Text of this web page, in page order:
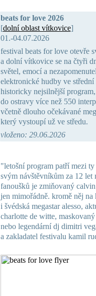
beats for love 2026
[dolní oblast vítkovice]
01.-04.07.2026
festival beats for love otevře
a dolní vítkovice se na čtyři
světel, emocí a
elektronické hudby ve
historicky nejsilnější
do ostravy více než 550
včetně dlouho očekávané
který vystoupí už ve středu.
vloženo: 29.06.2026
"letošní program patří mezi
svým návštěvníkům za 12 let
fanoušků je zmiňovaný
jen mimořádně. kromě něj
i švédská megastar alesso,
charlotte de witte,
nebo legendární dj dimitri
a zakladatel festivalu kamil